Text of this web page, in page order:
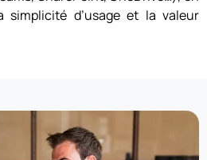
simplicité d’usage et la valeur